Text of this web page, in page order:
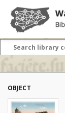
OBJECT